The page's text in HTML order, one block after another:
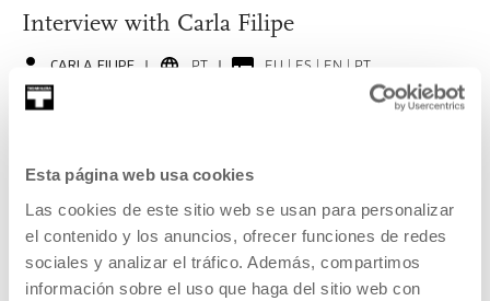
Esta página web usa cookies
Las cookies de este sitio web se usan para personalizar
el contenido y los anuncios, ofrecer funciones de redes
sociales y analizar el tráfico. Además, compartimos
información sobre el uso que haga del sitio web con
Interview with Carla Filipe
CARLA FILIPE PT EU | ES | EN | PT
SEE
DURATION 00:06:49
Interview with Taxio Ardanaz